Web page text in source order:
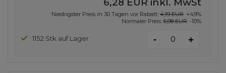
Niedrigster Preis in 30 Tagen vor Rabatt: 4,19 EUR +49%
Normaler Preis: 6,98 EUR -10%
1152 Stk auf Lager - +